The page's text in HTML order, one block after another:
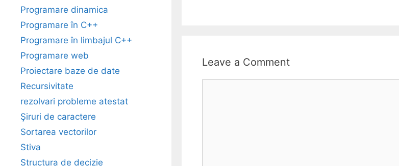
Leave a Comment
Programare dinamica
Programare în C++
Programare în limbajul C++
Programare web
Proiectare baze de date
Recursivitate
rezolvari probleme atestat
Şiruri de caractere
Sortarea vectorilor
Stiva
Structura de decizie